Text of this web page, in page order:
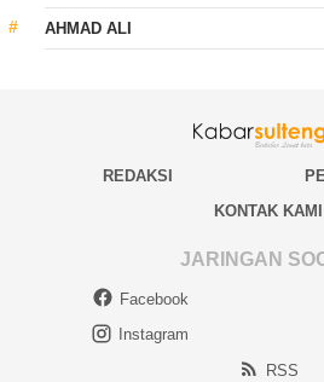
AHMAD ALI
REDAKSI
KONTAK KAMI
JARINGAN
Facebook
Instagram
RSS